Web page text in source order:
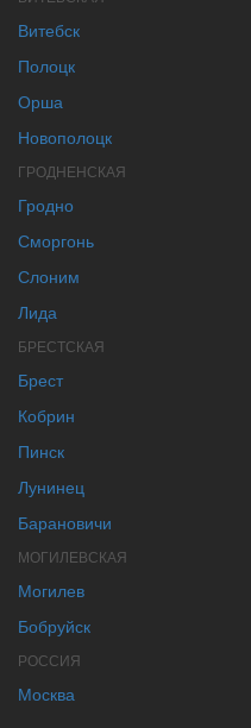
Витебск
Полоцк
Орша
Новополоцк
ГРОДНЕНСКАЯ
Гродно
Сморгонь
Слоним
Лида
БРЕСТСКАЯ
Брест
Кобрин
Пинск
Лунинец
Барановичи
МОГИЛЕВСКАЯ
Могилев
Бобруйск
РОССИЯ
Москва